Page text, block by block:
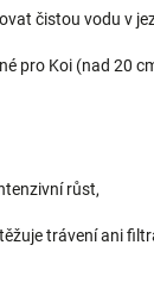
čistou vodu v
pro Koi (nad 20
růst,
trávení ani